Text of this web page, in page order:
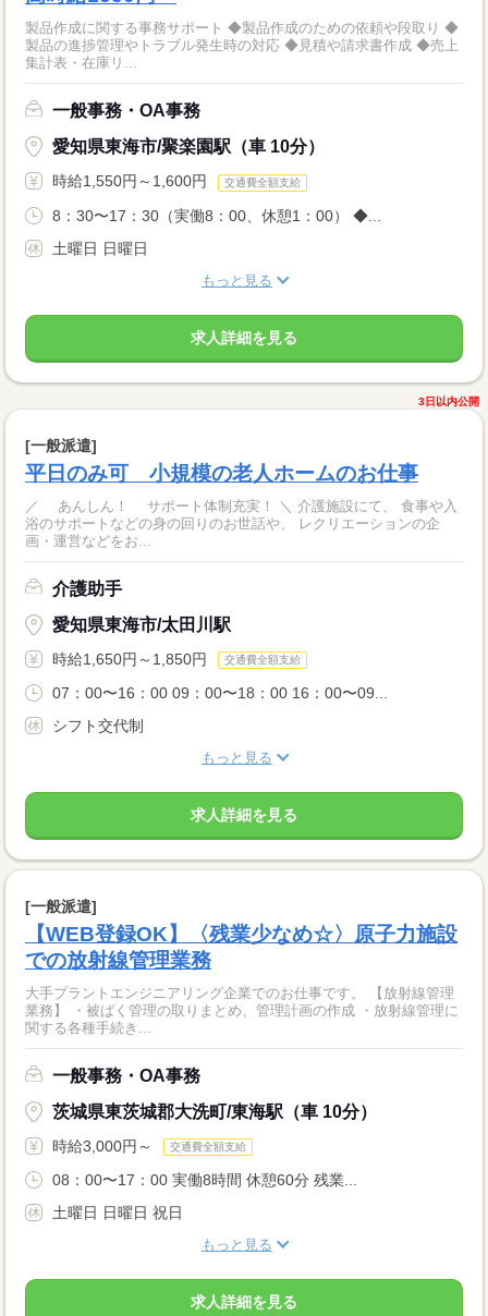
製品作成に関する事務サポート ◆製品作成のための依頼や段取り ◆
製品の進捗管理やトラブル発生時の対応 ◆見積や請求書作成 ◆売上
集計表・在庫リ...
一般事務・OA事務
愛知県東海市/聚楽園駅（車 10分）
時給1,550円～1,600円 交通費全額支給
8：30〜17：30（実働8：00、休憩1：00） ◆...
土曜日 日曜日
もっと見る
求人詳細を見る
3日以内公開
[一般派遣]
平日のみ可 小規模の老人ホームのお仕事
／ あんしん！ サポート体制充実！ ＼ 介護施設にて、 食事や入
浴のサポートなどの身の回りのお世話や、 レクリエーションの企
画・運営などをお...
介護助手
愛知県東海市/太田川駅
時給1,650円～1,850円 交通費全額支給
07：00〜16：00 09：00〜18：00 16：00〜09...
シフト交代制
もっと見る
求人詳細を見る
[一般派遣]
【WEB登録OK】〈残業少なめ☆〉原子力施設
での放射線管理業務
大手プラントエンジニアリング企業でのお仕事です。 【放射線管理
業務】 ・被ばく管理の取りまとめ、管理計画の作成 ・放射線管理に
関する各種手続き...
一般事務・OA事務
茨城県東茨城郡大洗町/東海駅（車 10分）
時給3,000円～ 交通費全額支給
08：00〜17：00 実働8時間 休憩60分 残業...
土曜日 日曜日 祝日
もっと見る
求人詳細を見る